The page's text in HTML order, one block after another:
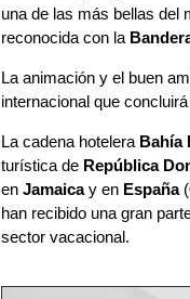
una de las más bellas del
reconocida con la
La animación y el buen
internacional que
La cadena hotelera Bahía
turística de República
en Jamaicay enEspaña(
han recibido una gran
sector vacacional.